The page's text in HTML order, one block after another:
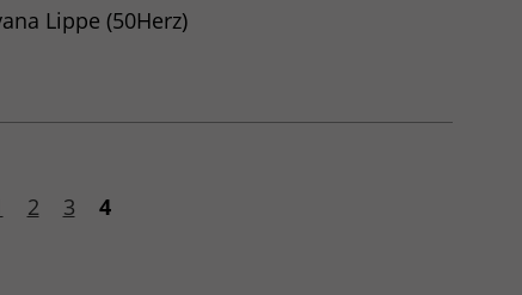
Lippe (50Herz)
2 3 4
der ID können Seitenaufrufe einem Besucher zugeordnet